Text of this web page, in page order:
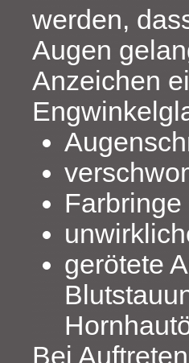
werden,
Augen
Anzeichen
gerötete
Bei